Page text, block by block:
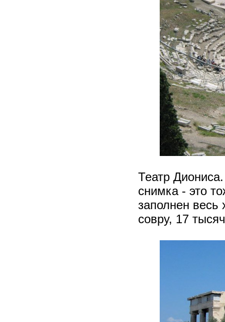
Театр
снимка - это
заполнен
совру, 17